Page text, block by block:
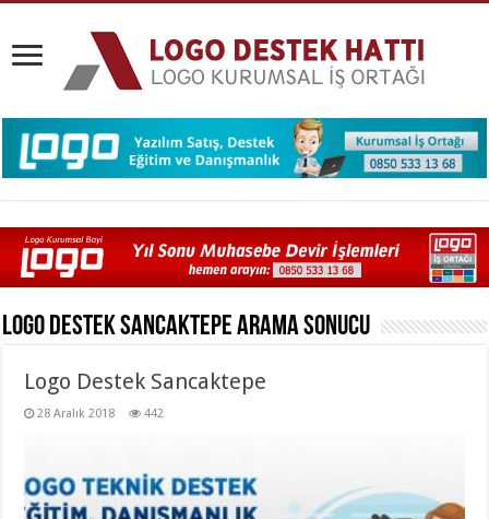
Logo Destek SancaktepeArama Sonucu
Logo Destek Sancaktepe
28 Aralık 2018 442